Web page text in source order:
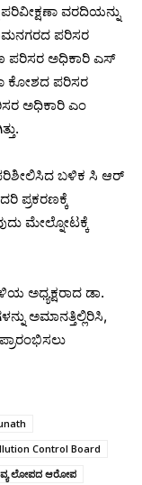
ವರದಿಯನ್ನು
ಪರಿಸರ
ಪರಿಸರ ಅಧಿಕಾರಿ ಎಸ್‌
ಕೋಶದ ಪರಿಸರ
ಅಧಿಕಾರಿ ಎಂ
ಬಳಿಕ ಸಿ ಆರ್‌
ಪ್ರಕರಣಕ್ಕೆ
ಮೇಲ್ನೋಟಕ್ಕೆ
ಅಧ್ಯಕ್ಷರಾದ ಡಾ.
ಅಮಾನತ್ತಿಲ್ಲಿರಿಸಿ,
Control Board
ಲೋಪದ ಆರೋಪ